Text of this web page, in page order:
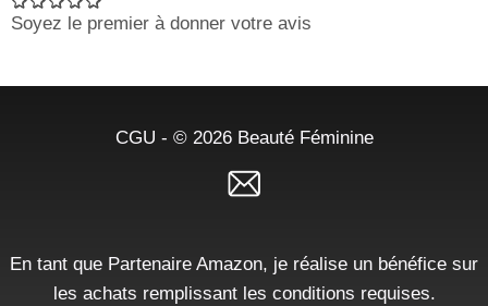
Soyez le premier à donner votre avis
CGU - © 2026 Beauté Féminine
En tant que Partenaire Amazon, je réalise un bénéfice sur
les achats remplissant les conditions requises.